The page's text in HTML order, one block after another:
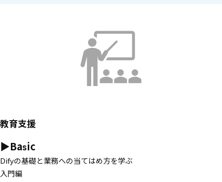
教育支援
▶Basic
Difyの基礎と業務への当てはめ方を学ぶ
入門編